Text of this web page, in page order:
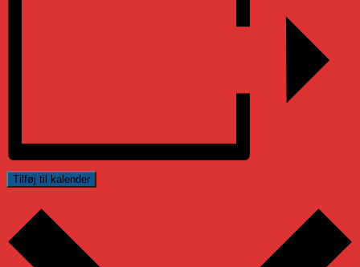
Tilføj til kalender